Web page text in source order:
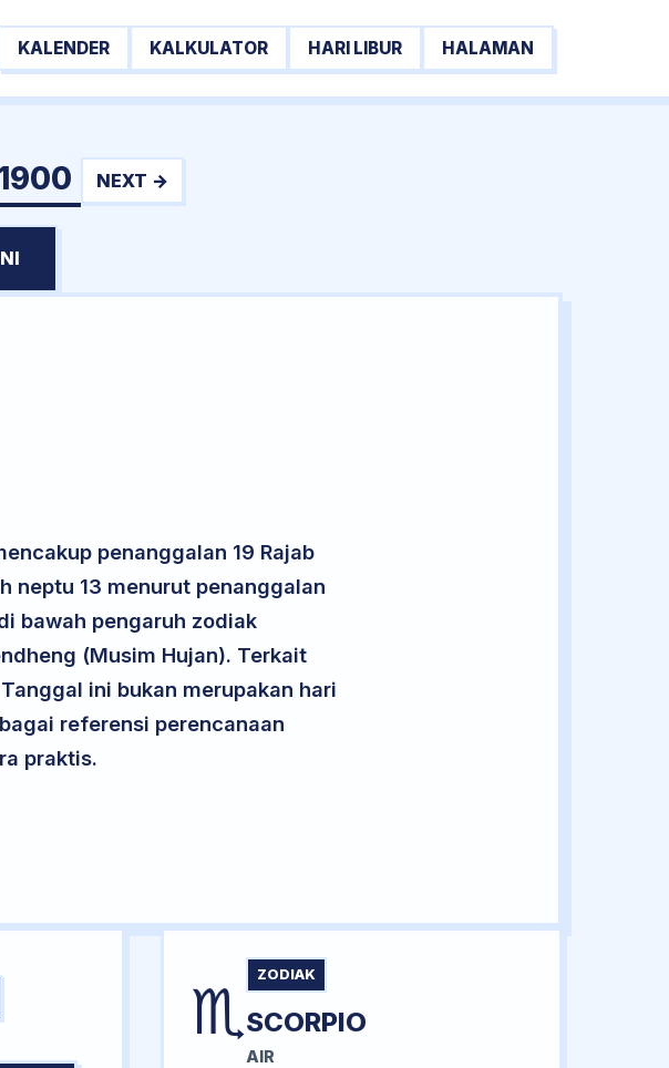
KALENDER KALKULATOR HARI LIBUR HALAMAN
NEXT →
penanggalan 19 Rajab
neptu 13 menurut penanggalan
bawah pengaruh zodiak
(Musim Hujan). Terkait
ini bukan merupakan hari
referensi perencanaan
praktis.
♏ ZODIAK
SCORPIO
AIR